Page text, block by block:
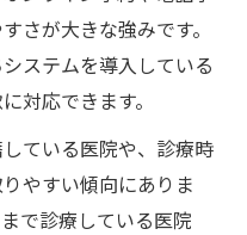
さが大きな強みです。
ステムを導入している
対応できます。
ている医院や、診療時
やすい傾向にありま
で診療している医院